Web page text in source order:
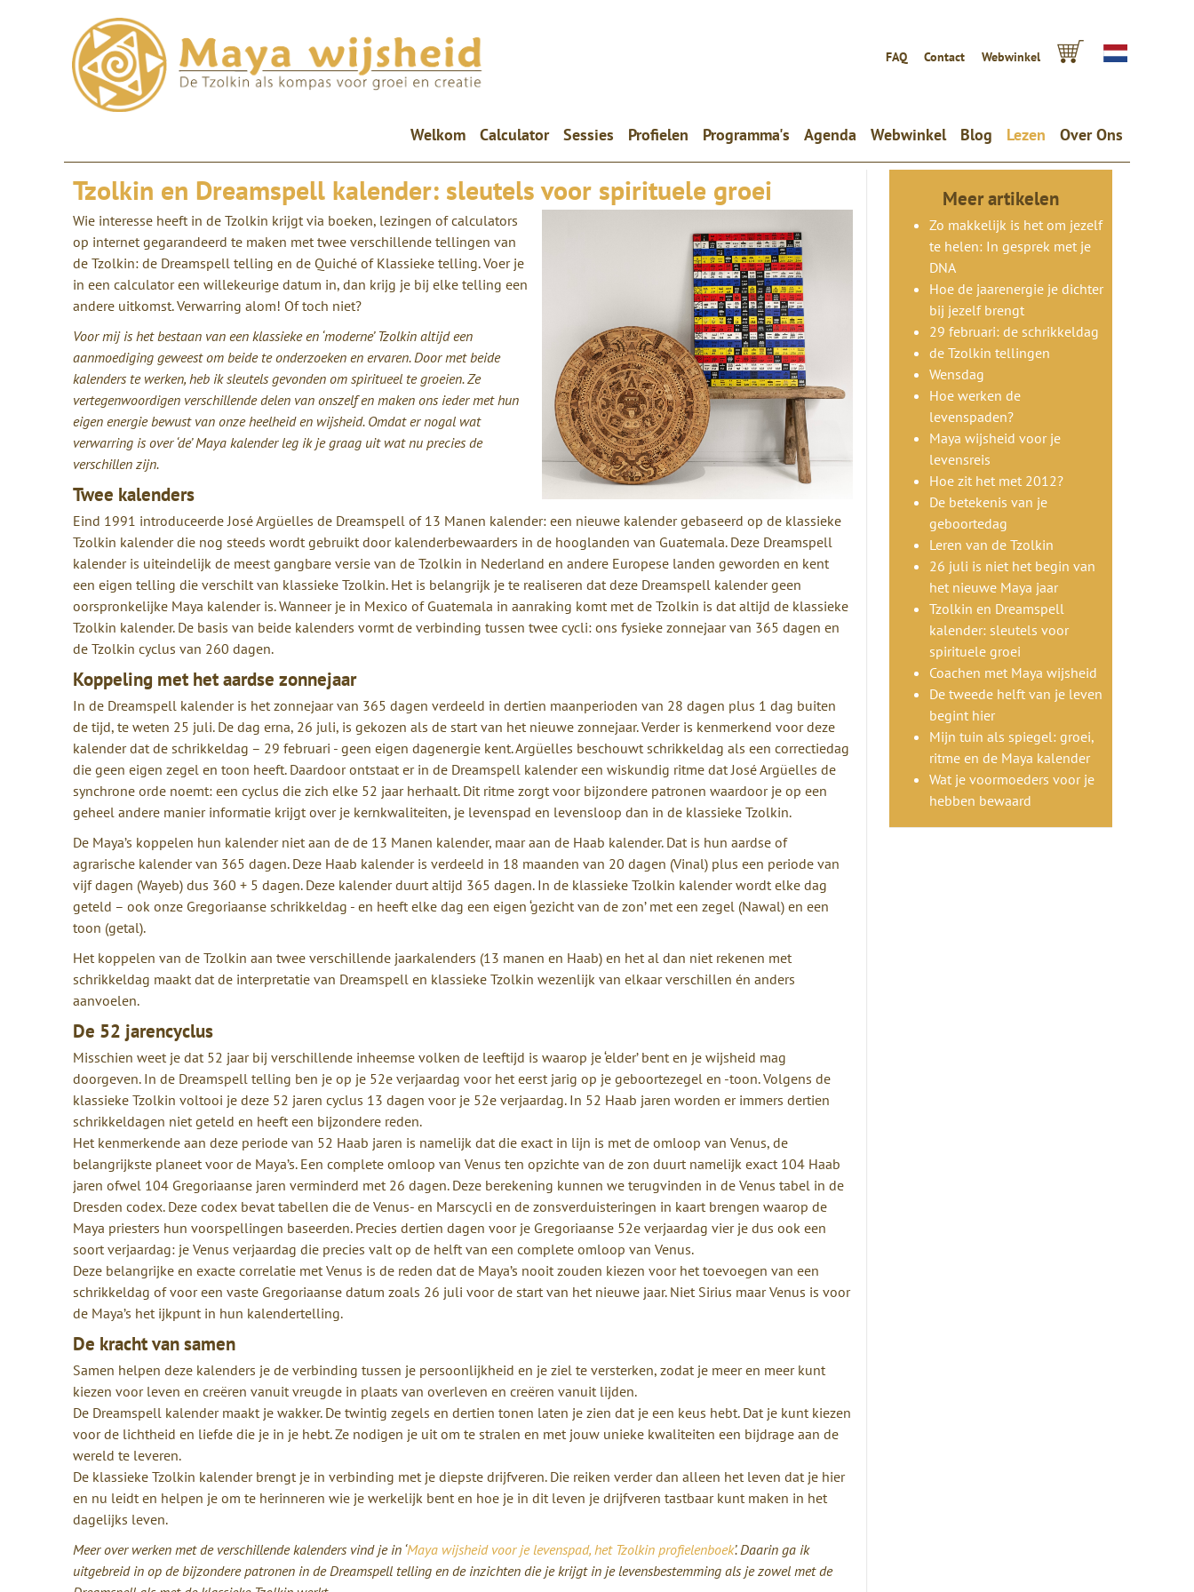
FAQ Contact Webwinkel
Welkom(current)
Calculator Sessies Profielen Programma's Agenda Webwinkel Blog Lezen Over Ons
Tzolkin en Dreamspell kalender: sleutels voor spirituele groei
Wie interesse heeft in de Tzolkin krijgt via boeken, lezingen of calculators
op internet gegarandeerd te maken met twee verschillende tellingen van
de Tzolkin: de Dreamspell telling en de Quiché of Klassieke telling. Voer je
in een calculator een willekeurige datum in, dan krijg je bij elke telling een
andere uitkomst. Verwarring alom! Of toch niet?
Voor mij is het bestaan van een klassieke en ‘moderne’ Tzolkin altijd een
aanmoediging geweest om beide te onderzoeken en ervaren. Door met beide
kalenders te werken, heb ik sleutels gevonden om spiritueel te groeien. Ze
vertegenwoordigen verschillende delen van onszelf en maken ons ieder met hun
eigen energie bewust van onze heelheid en wijsheid. Omdat er nogal wat
verwarring is over ‘de’ Maya kalender leg ik je graag uit wat nu precies de
verschillen zijn.
Twee kalenders
Eind 1991 introduceerde José Argüelles de Dreamspell of 13 Manen kalender: een nieuwe kalender gebaseerd op de klassieke
Tzolkin kalender die nog steeds wordt gebruikt door kalenderbewaarders in de hooglanden van Guatemala. Deze Dreamspell
kalender is uiteindelijk de meest gangbare versie van de Tzolkin in Nederland en andere Europese landen geworden en kent
een eigen telling die verschilt van klassieke Tzolkin. Het is belangrijk je te realiseren dat deze Dreamspell kalender geen
oorspronkelijke Maya kalender is. Wanneer je in Mexico of Guatemala in aanraking komt met de Tzolkin is dat altijd de klassieke
Tzolkin kalender. De basis van beide kalenders vormt de verbinding tussen twee cycli: ons fysieke zonnejaar van 365 dagen en
de Tzolkin cyclus van 260 dagen.
Koppeling met het aardse zonnejaar
In de Dreamspell kalender is het zonnejaar van 365 dagen verdeeld in dertien maanperioden van 28 dagen plus 1 dag buiten
de tijd, te weten 25 juli. De dag erna, 26 juli, is gekozen als de start van het nieuwe zonnejaar. Verder is kenmerkend voor deze
kalender dat de schrikkeldag – 29 februari - geen eigen dagenergie kent. Argüelles beschouwt schrikkeldag als een correctiedag
die geen eigen zegel en toon heeft. Daardoor ontstaat er in de Dreamspell kalender een wiskundig ritme dat José Argüelles de
synchrone orde noemt: een cyclus die zich elke 52 jaar herhaalt. Dit ritme zorgt voor bijzondere patronen waardoor je op een
geheel andere manier informatie krijgt over je kernkwaliteiten, je levenspad en levensloop dan in de klassieke Tzolkin.
De Maya’s koppelen hun kalender niet aan de de 13 Manen kalender, maar aan de Haab kalender. Dat is hun aardse of
agrarische kalender van 365 dagen. Deze Haab kalender is verdeeld in 18 maanden van 20 dagen (Vinal) plus een periode van
vijf dagen (Wayeb) dus 360 + 5 dagen. Deze kalender duurt altijd 365 dagen. In de klassieke Tzolkin kalender wordt elke dag
geteld – ook onze Gregoriaanse schrikkeldag - en heeft elke dag een eigen ‘gezicht van de zon’ met een zegel (Nawal) en een
toon (getal).
Het koppelen van de Tzolkin aan twee verschillende jaarkalenders (13 manen en Haab) en het al dan niet rekenen met
schrikkeldag maakt dat de interpretatie van Dreamspell en klassieke Tzolkin wezenlijk van elkaar verschillen én anders
aanvoelen.
De 52 jarencyclus
Misschien weet je dat 52 jaar bij verschillende inheemse volken de leeftijd is waarop je ‘elder’ bent en je wijsheid mag
doorgeven. In de Dreamspell telling ben je op je 52e verjaardag voor het eerst jarig op je geboortezegel en -toon. Volgens de
klassieke Tzolkin voltooi je deze 52 jaren cyclus 13 dagen voor je 52e verjaardag. In 52 Haab jaren worden er immers dertien
schrikkeldagen niet geteld en heeft een bijzondere reden.
Het kenmerkende aan deze periode van 52 Haab jaren is namelijk dat die exact in lijn is met de omloop van Venus, de
belangrijkste planeet voor de Maya’s. Een complete omloop van Venus ten opzichte van de zon duurt namelijk exact 104 Haab
jaren ofwel 104 Gregoriaanse jaren verminderd met 26 dagen. Deze berekening kunnen we terugvinden in de Venus tabel in de
Dresden codex. Deze codex bevat tabellen die de Venus- en Marscycli en de zonsverduisteringen in kaart brengen waarop de
Maya priesters hun voorspellingen baseerden. Precies dertien dagen voor je Gregoriaanse 52e verjaardag vier je dus ook een
soort verjaardag: je Venus verjaardag die precies valt op de helft van een complete omloop van Venus.
Deze belangrijke en exacte correlatie met Venus is de reden dat de Maya’s nooit zouden kiezen voor het toevoegen van een
schrikkeldag of voor een vaste Gregoriaanse datum zoals 26 juli voor de start van het nieuwe jaar. Niet Sirius maar Venus is voor
de Maya’s het ijkpunt in hun kalendertelling.
De kracht van samen
Samen helpen deze kalenders je de verbinding tussen je persoonlijkheid en je ziel te versterken, zodat je meer en meer kunt
kiezen voor leven en creëren vanuit vreugde in plaats van overleven en creëren vanuit lijden.
De Dreamspell kalender maakt je wakker. De twintig zegels en dertien tonen laten je zien dat je een keus hebt. Dat je kunt kiezen
voor de lichtheid en liefde die je in je hebt. Ze nodigen je uit om te stralen en met jouw unieke kwaliteiten een bijdrage aan de
wereld te leveren.
De klassieke Tzolkin kalender brengt je in verbinding met je diepste drijfveren. Die reiken verder dan alleen het leven dat je hier
en nu leidt en helpen je om te herinneren wie je werkelijk bent en hoe je in dit leven je drijfveren tastbaar kunt maken in het
dagelijks leven.
Meer over werken met de verschillende kalenders vind je in ‘Maya wijsheid voor je levenspad, het Tzolkin profielenboek’. Daarin ga ik
uitgebreid in op de bijzondere patronen in de Dreamspell telling en de inzichten die je krijgt in je levensbestemming als je zowel met de
Meer artikelen
Zo makkelijk is het om jezelf
te helen: In gesprek met je
DNA
Hoe de jaarenergie je dichter
bij jezelf brengt
29 februari: de schrikkeldag
de Tzolkin tellingen
Wensdag
Hoe werken de
levenspaden?
Maya wijsheid voor je
levensreis
Hoe zit het met 2012?
De betekenis van je
geboortedag
Leren van de Tzolkin
26 juli is niet het begin van
het nieuwe Maya jaar
Tzolkin en Dreamspell
kalender: sleutels voor
spirituele groei
Coachen met Maya wijsheid
De tweede helft van je leven
begint hier
Mijn tuin als spiegel: groei,
ritme en de Maya kalender
Wat je voormoeders voor je
hebben bewaard